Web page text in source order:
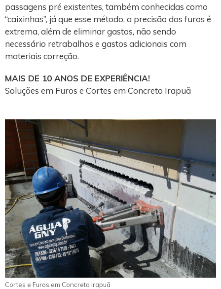
passagens pré existentes, também conhecidas como
“caixinhas”, já que esse método, a precisão dos furos é
extrema, além de eliminar gastos, não sendo
necessário retrabalhos e gastos adicionais com
materiais correção.
MAIS DE 10 ANOS DE EXPERIÊNCIA!
Soluções em Furos e Cortes em Concreto Irapuã
Cortes e Furos em Concreto Irapuã